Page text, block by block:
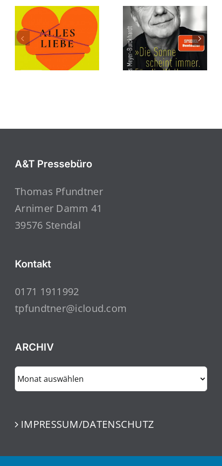
A&T Pressebüro
Thomas Pfundtner
Arnimer Damm 41
39576 Stendal
Kontakt
0171 1911992
tpfundtner@icloud.com
ARCHIV
ARCHIV
IMPRESSUM/DATENSCHUTZ